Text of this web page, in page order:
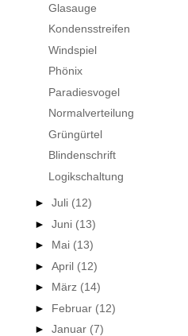
Glasauge
Kondensstreifen
Windspiel
Phönix
Paradiesvogel
Normalverteilung
Grüngürtel
Blindenschrift
Logikschaltung
► Juli (12)
► Juni (13)
► Mai (13)
► April (12)
► März (14)
► Februar (12)
► Januar (7)